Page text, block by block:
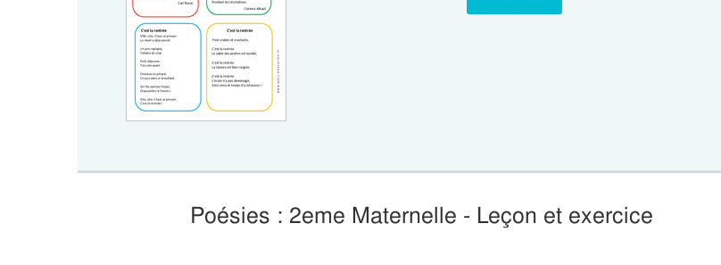
Poésies : 2eme Maternelle - Leçon et exercice